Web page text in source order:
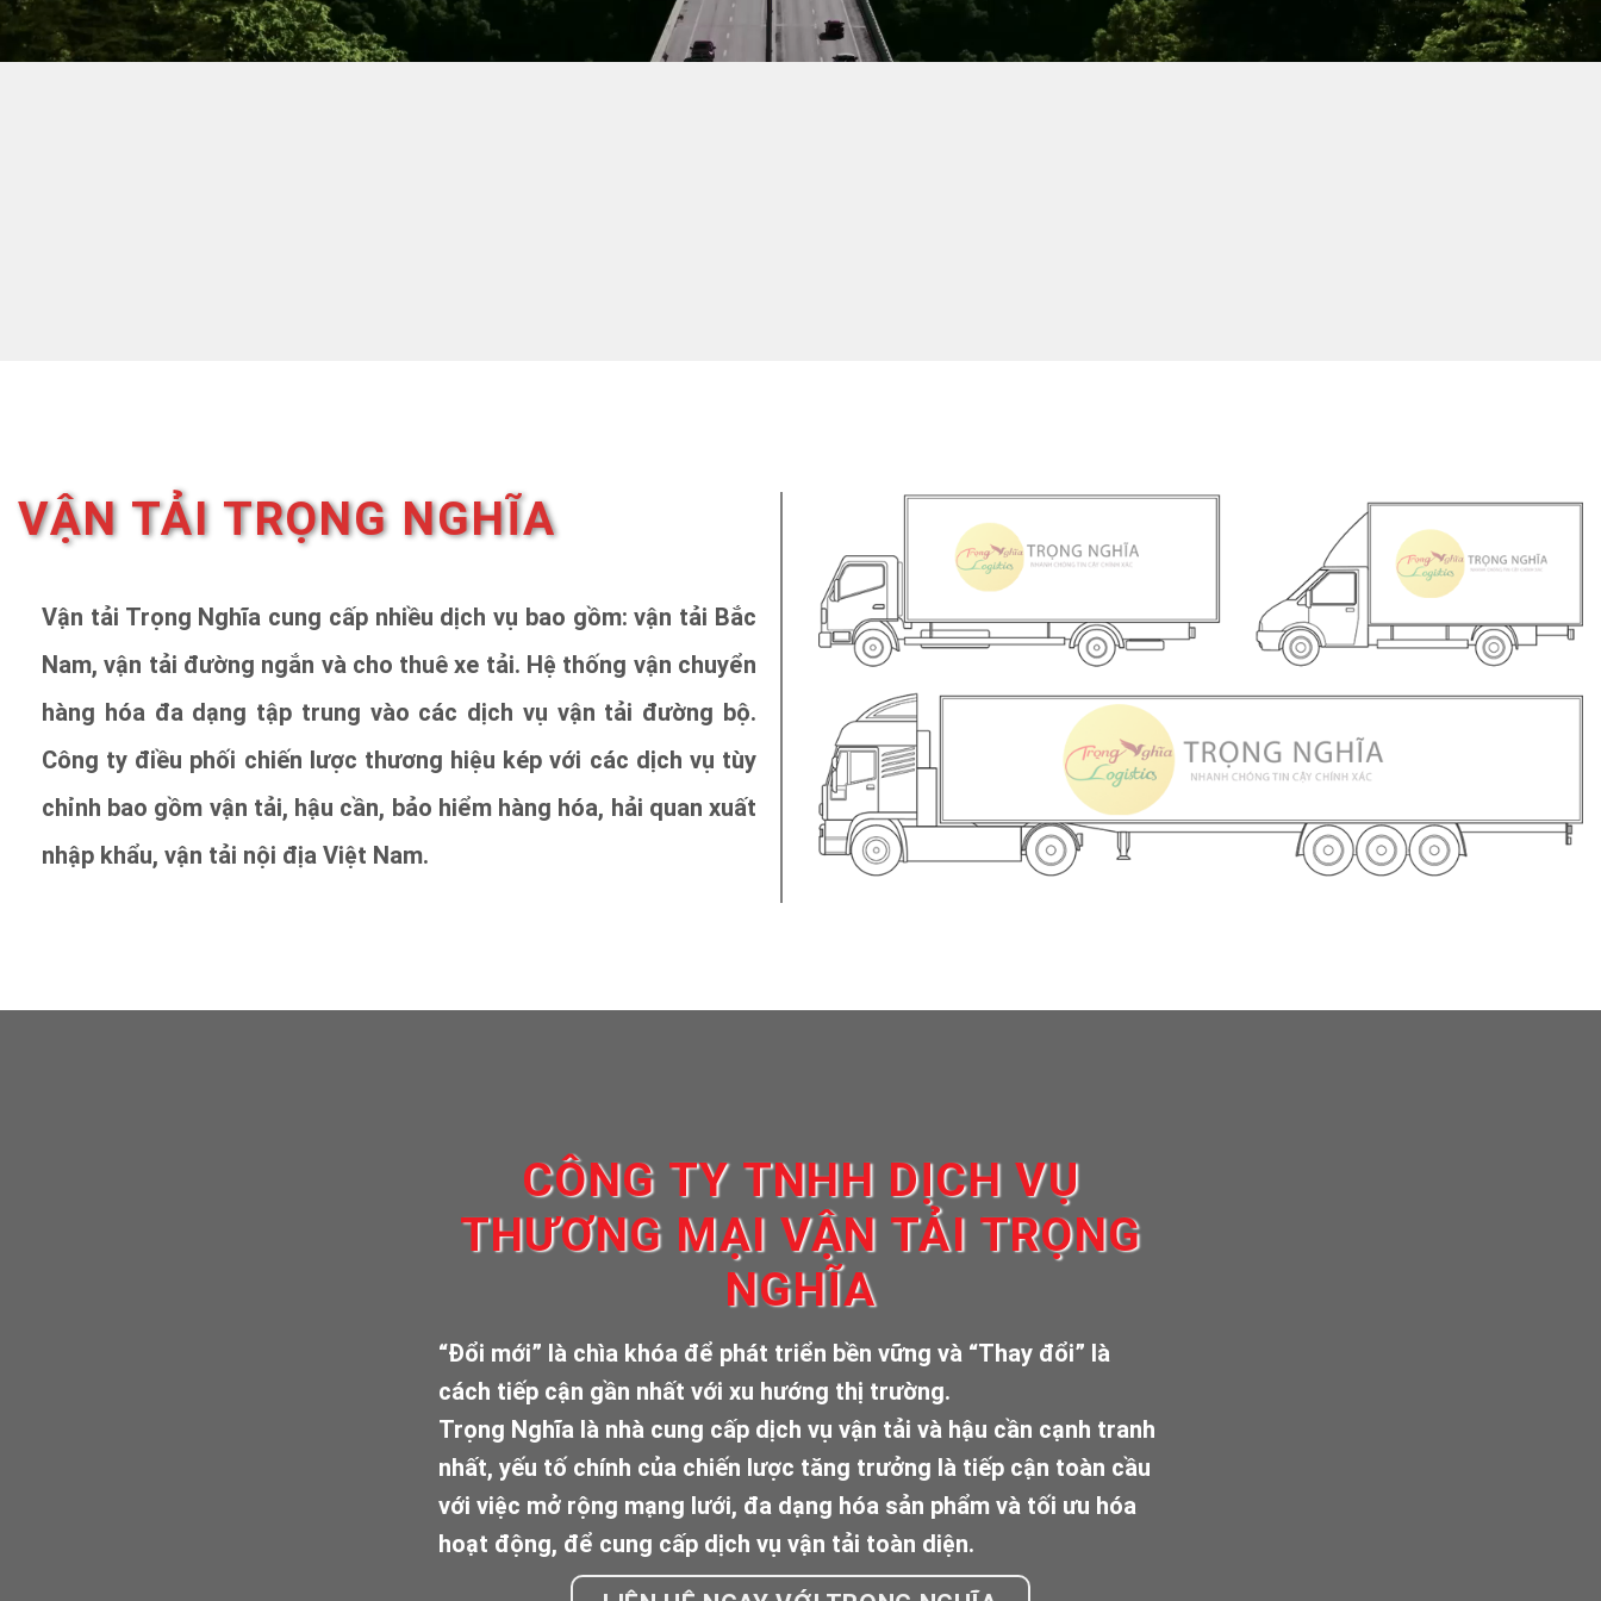
VẬN TẢI TRỌNG NGHĨA
Vận tải Trọng Nghĩa cung cấp nhiều dịch vụ bao gồm: vận tải Bắc
Nam, vận tải đường ngắn và cho thuê xe tải. Hệ thống vận chuyển
hàng hóa đa dạng tập trung vào các dịch vụ vận tải đường bộ.
Công ty điều phối chiến lược thương hiệu kép với các dịch vụ tùy
chỉnh bao gồm vận tải, hậu cần, bảo hiểm hàng hóa, hải quan xuất
nhập khẩu, vận tải nội địa Việt Nam.
CÔNG TY TNHH DỊCH VỤ
THƯƠNG MẠI VẬN TẢI TRỌNG
NGHĨA
“Đổi mới” là chìa khóa để phát triển bền vững và “Thay đổi” là
cách tiếp cận gần nhất với xu hướng thị trường.
Trọng Nghĩa là nhà cung cấp dịch vụ vận tải và hậu cần cạnh tranh
nhất, yếu tố chính của chiến lược tăng trưởng là tiếp cận toàn cầu
với việc mở rộng mạng lưới, đa dạng hóa sản phẩm và tối ưu hóa
hoạt động, để cung cấp dịch vụ vận tải toàn diện.